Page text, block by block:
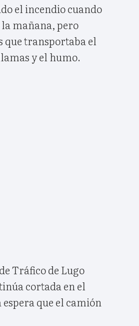
el incendio cuando
la mañana, pero
que transportaba el
y el humo.
Tráfico de Lugo
cortada en el
que el camión